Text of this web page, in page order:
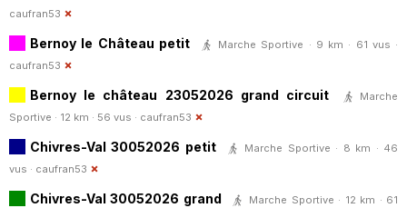
caufran53
Bernoy le Château petit
Marche Sportive · 9 km · 61 vus ·
caufran53
Bernoy le château 23052026 grand circuit
Marche
Sportive · 12 km · 56 vus · caufran53
Chivres-Val 30052026 petit
Marche Sportive · 8 km · 46
vus · caufran53
Chivres-Val 30052026 grand
Marche Sportive · 12 km · 61